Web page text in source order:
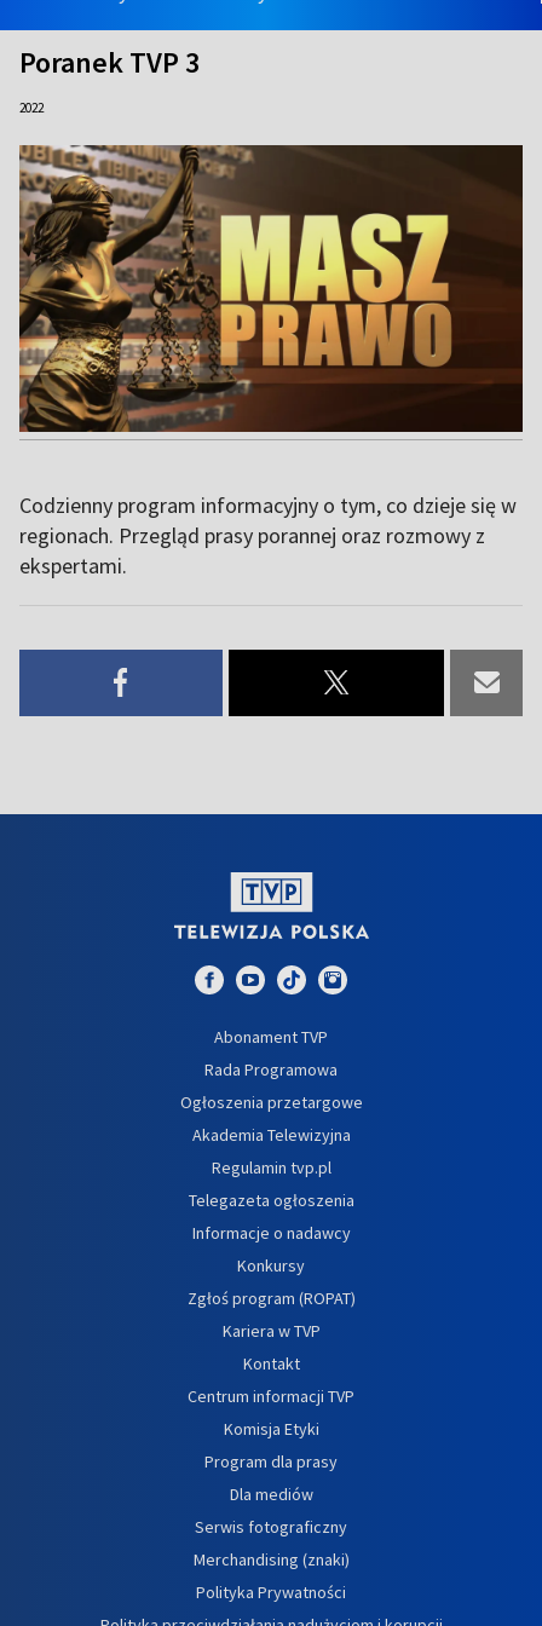
Poranek TVP 3
2022
Codzienny program informacyjny o tym, co dzieje się w
regionach. Przegląd prasy porannej oraz rozmowy z
ekspertami.
Abonament TVP
Rada Programowa
Ogłoszenia przetargowe
Akademia Telewizyjna
Regulamin tvp.pl
Telegazeta ogłoszenia
Informacje o nadawcy
Konkursy
Zgłoś program (ROPAT)
Kariera w TVP
Kontakt
Centrum informacji TVP
Komisja Etyki
Program dla prasy
Dla mediów
Serwis fotograficzny
Merchandising (znaki)
Polityka Prywatności